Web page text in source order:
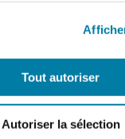
Tout autoriser
Autoriser la sélection